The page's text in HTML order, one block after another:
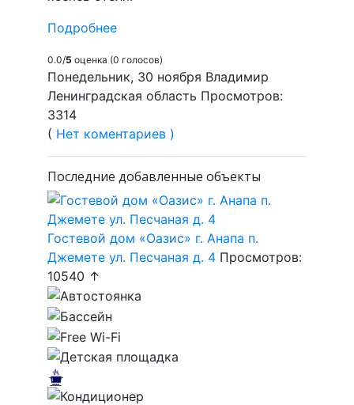
Подробнее
0.0/5 оценка (0 голосов)
Понедельник, 30 ноября Владимир
Ленинградская область Просмотров:
3314
( Нет коментариев )
Последние добавленные объекты
Гостевой дом «Оазис» г. Анапа п.
Джемете ул. Песчаная д. 4 Просмотров:
10540 ↑